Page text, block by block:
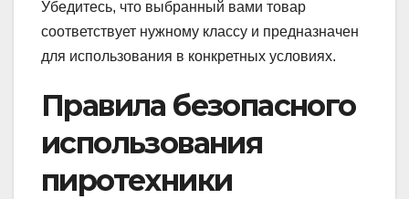
Убедитесь, что выбранный вами товар
соответствует нужному классу и предназначен
для использования в конкретных условиях.
Правила безопасного
использования
пиротехники